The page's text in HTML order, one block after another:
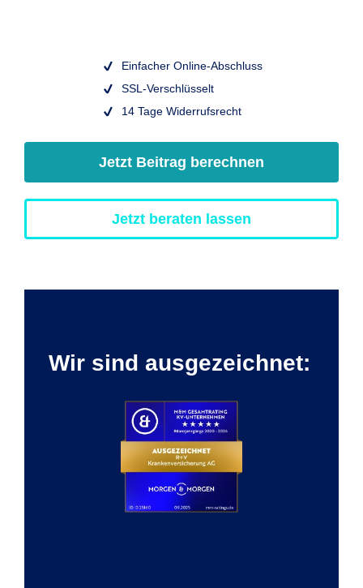
Einfacher Online-Abschluss
SSL-Verschlüsselt
14 Tage Widerrufsrecht
Jetzt Beitrag berechnen
Jetzt beraten lassen
Wir sind ausgezeichnet: